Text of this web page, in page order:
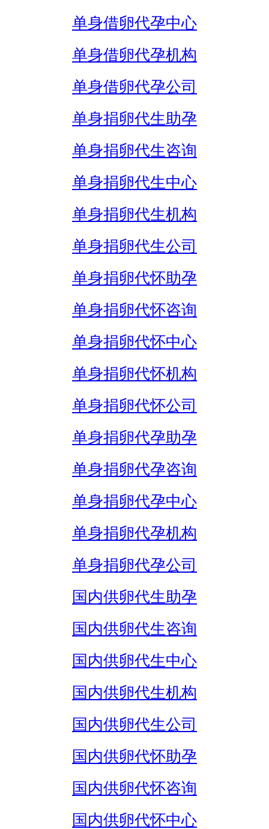
单身借卵代孕中心
单身借卵代孕机构
单身借卵代孕公司
单身捐卵代生助孕
单身捐卵代生咨询
单身捐卵代生中心
单身捐卵代生机构
单身捐卵代生公司
单身捐卵代怀助孕
单身捐卵代怀咨询
单身捐卵代怀中心
单身捐卵代怀机构
单身捐卵代怀公司
单身捐卵代孕助孕
单身捐卵代孕咨询
单身捐卵代孕中心
单身捐卵代孕机构
单身捐卵代孕公司
国内供卵代生助孕
国内供卵代生咨询
国内供卵代生中心
国内供卵代生机构
国内供卵代生公司
国内供卵代怀助孕
国内供卵代怀咨询
国内供卵代怀中心